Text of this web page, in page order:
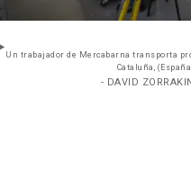
Un trabajador de Mercabarna transporta
Cataluña,
- DAVID